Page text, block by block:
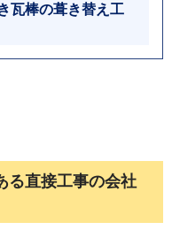
瓦棒の葺き替え工
る直接工事の会社